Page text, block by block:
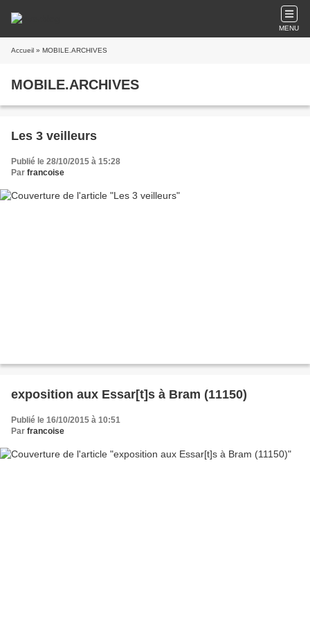
MENU
Accueil » MOBILE.ARCHIVES
MOBILE.ARCHIVES
Les 3 veilleurs
Publié le 28/10/2015 à 15:28
Par francoise
exposition aux Essar[t]s à Bram (11150)
Publié le 16/10/2015 à 10:51
Par francoise